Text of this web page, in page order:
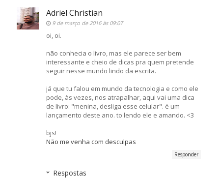
Adriel Christian
9 de março de 2016 às 09:07
oi, oi.
não conhecia o livro, mas ele parece ser bem
interessante e cheio de dicas pra quem pretende
seguir nesse mundo lindo da escrita.
já que tu falou em mundo da tecnologia e como ele
pode, às vezes, nos atrapalhar, aqui vai uma dica
de livro: "menina, desliga esse celular". é um
lançamento deste ano. to lendo ele e amando. <3
bjs!
Não me venha com desculpas
Responder
Respostas